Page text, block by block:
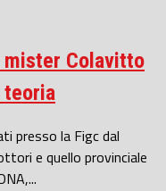
mister Colavitto
presso la Figc dal
e quello provinciale